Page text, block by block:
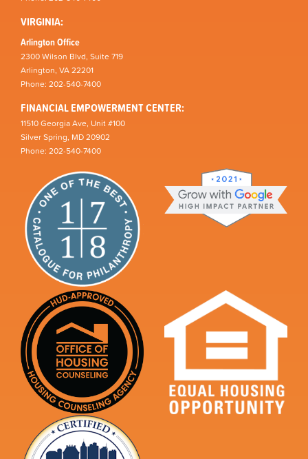
VIRGINIA:
Arlington Office
2300 Wilson Blvd, Suite 719
Arlington, VA 22201
Phone: 202-540-7400
FINANCIAL EMPOWERMENT CENTER:
11510 Georgia Ave, Unit #100
Silver Spring, MD 20902
Phone: 202-540-7400